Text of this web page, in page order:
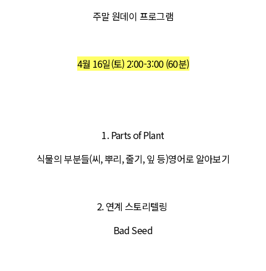
주말 원데이 프로그램
4월 16일(토) 2:00-3:00 (60분)
1. Parts of Plant
식물의 부분들(씨, 뿌리, 줄기, 잎 등)영어로 알아보기
2. 연계 스토리텔링
Bad Seed